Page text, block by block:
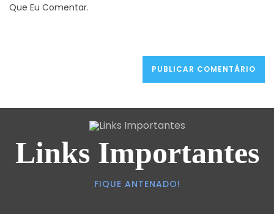
Que Eu Comentar.
Links Importantes
FIQUE ANTENADO!